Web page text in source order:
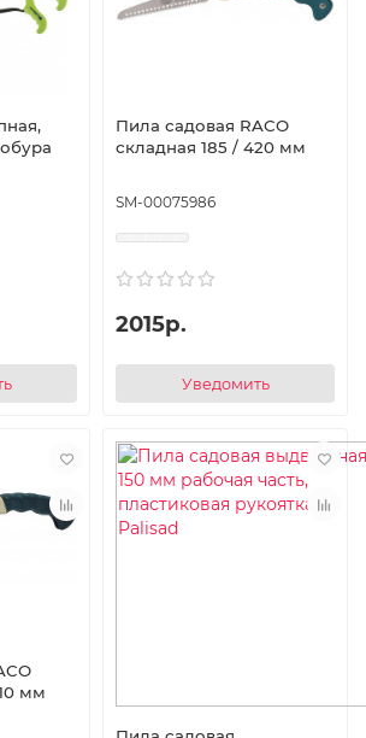
Пила садовая RACO
складная 185 / 420 мм
SM-00075986
2015р.
Уведомить
мм